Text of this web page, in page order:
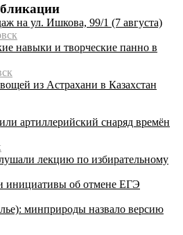
на ул. Ишкова, 99/1 (7 августа)
навыки и творческие панно в
из Астрахани в Казахстан
артиллерийский снаряд времён
лекцию по избирательному
инициативы об отмене ЕГЭ
минприроды назвало версию